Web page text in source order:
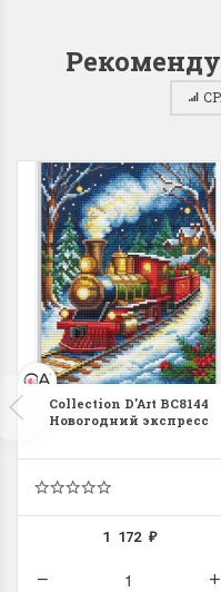
Хороший набор
отличном
Ларина Евгения
1 апреля 2026 14:55
Collection D'Art BC8144
Новогодний экспресс
1 172 ₽